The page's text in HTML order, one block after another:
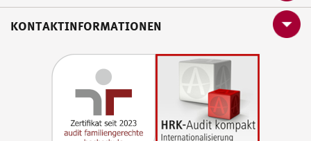
KONTAKTINFORMATIONEN